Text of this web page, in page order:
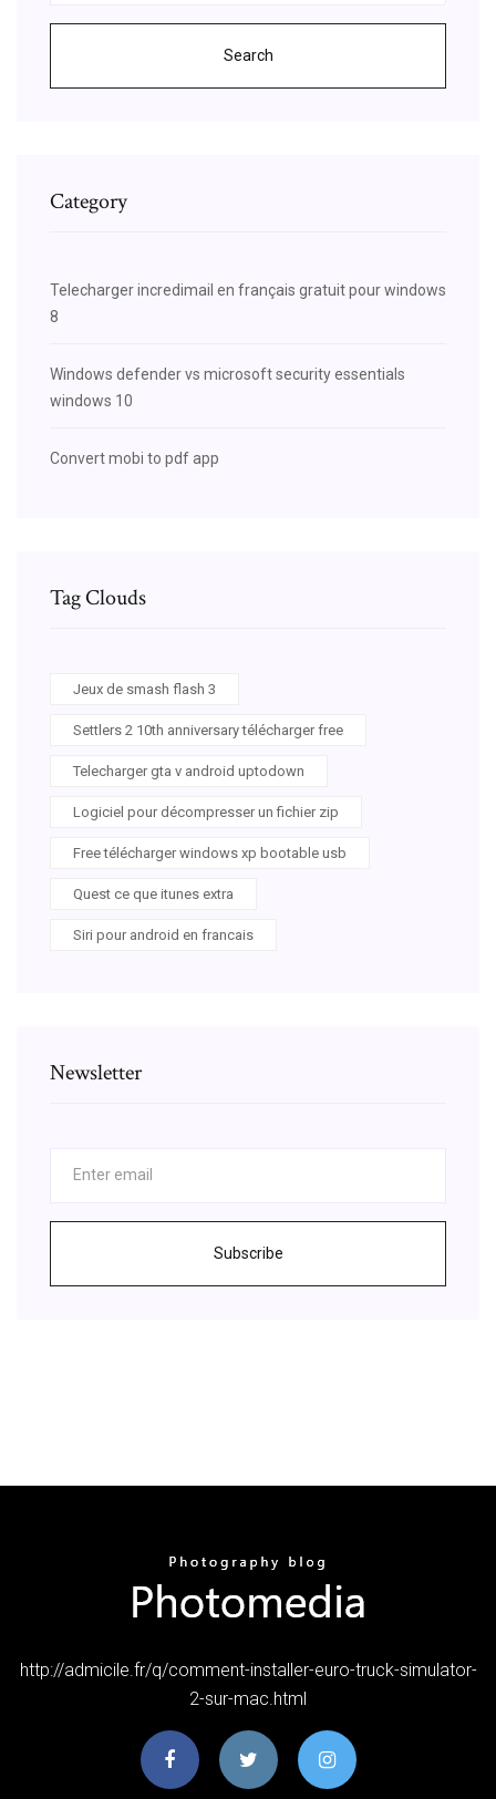
Search
Category
Telecharger incredimail en français gratuit pour windows
8
Windows defender vs microsoft security essentials
windows 10
Convert mobi to pdf app
Tag Clouds
Jeux de smash flash 3
Settlers 2 10th anniversary télécharger free
Telecharger gta v android uptodown
Logiciel pour décompresser un fichier zip
Free télécharger windows xp bootable usb
Quest ce que itunes extra
Siri pour android en francais
Newsletter
Subscribe
http://admicile.fr/q/comment-installer-euro-truck-simulator-
2-sur-mac.html